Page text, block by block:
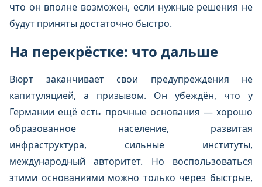
что он вполне возможен, если нужные решения не
будут приняты достаточно быстро.
На перекрёстке: что дальше
Вюрт заканчивает свои предупреждения не
капитуляцией, а призывом. Он убеждён, что у
Германии ещё есть прочные основания — хорошо
образованное население, развитая
инфраструктура, сильные институты,
международный авторитет. Но воспользоваться
этими основаниями можно только через быстрые,